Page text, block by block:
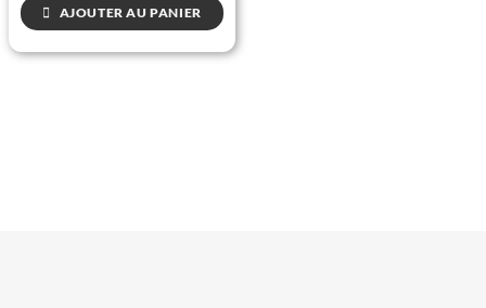
AJOUTER AU PANIER